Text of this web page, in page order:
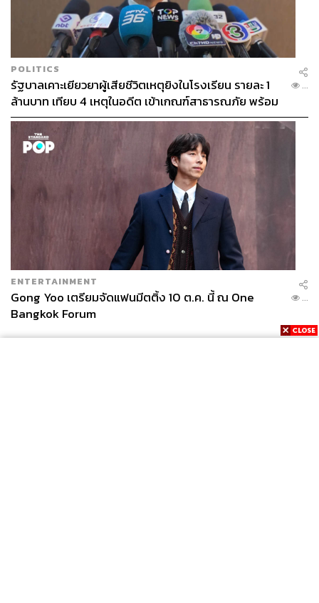
Premier League Fenway Sports Group
FSG
Key Messages
เศรษฐกิจถดถอย
กีฬาฟุตบอล
Liverpool
ABOUT THE AUTHOR
เมธา พันธุ์วราทร
เจ้าของนามปากกา ‘ลูกแม่กิ่ง’ คอลัมนิสต์ที่เล่า
เรื่องกีฬาให้คนนำไปปรับใช้ในชีวิต ซึ่งจะ
ทำให้ได้รับแรงบันดาลใจจากกีฬาที่คุณชื่น
POLITICS
รัฐบาลเคาะเยียวยาผู้เสียชีวิตเหตุยิงในโรงเรียน รายละ 1
ล้านบาท เทียบ 4 เหตุในอดีต เข้าเกณฑ์สาธารณภัย พร้อม
เร่งจ่ายโดยเร็ว
...
ENTERTAINMENT
Gong Yoo เตรียมจัดแฟนมีตติ้ง 10 ต.ค. นี้ ณ One
Bangkok Forum
...